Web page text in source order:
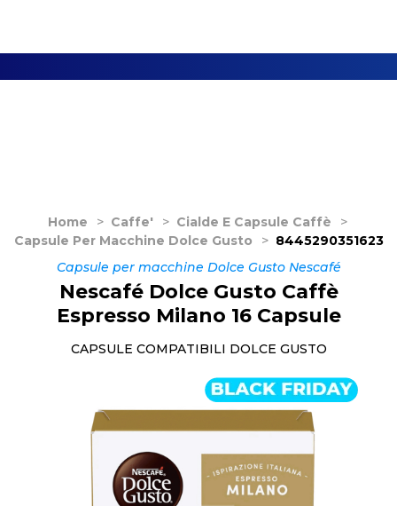
Home > Caffe' > Cialde E Capsule Caffè
>
Capsule Per Macchine Dolce Gusto
> 8445290351623
Capsule per macchine Dolce Gusto Nescafé
Nescafé Dolce Gusto Caffè
Espresso Milano 16 Capsule
CAPSULE COMPATIBILI DOLCE GUSTO